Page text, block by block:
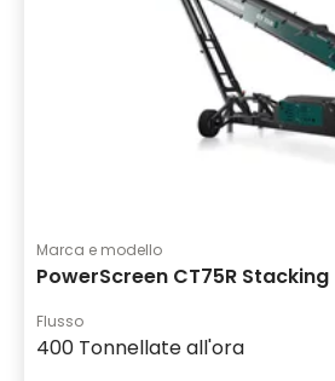
Marca e modello
PowerScreen CT75R Stacking
Flusso
400 Tonnellate all'ora